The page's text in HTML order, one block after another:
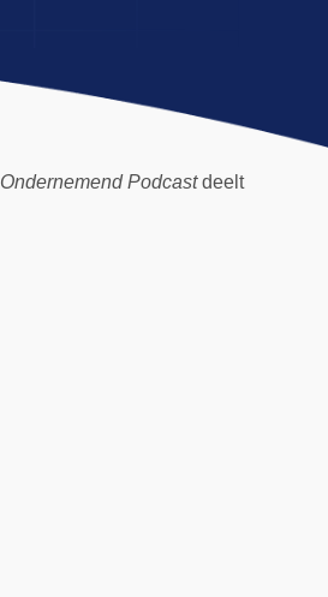
Ondernemend Podcastdeelt